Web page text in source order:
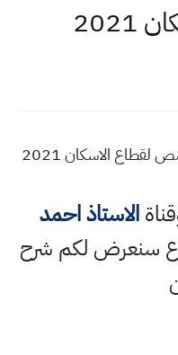
لقطاع الاسكان 2021
الاستاذ احمد
سنعرض لكم شرح